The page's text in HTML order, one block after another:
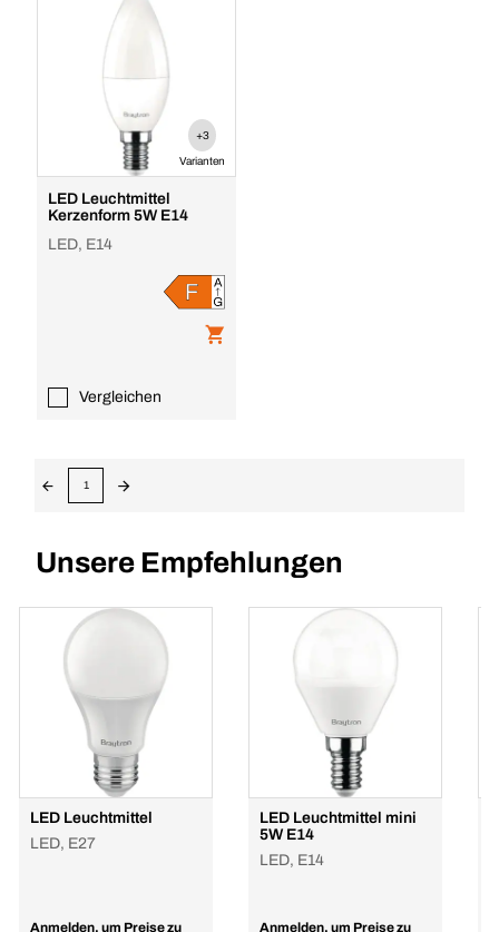
+3
Varianten
LED Leuchtmittel
Kerzenform 5W E14
LED, E14
Vergleichen
1
Unsere Empfehlungen
LED Leuchtmittel
LED, E27
Anmelden, um Preise zu
LED Leuchtmittel mini
5W E14
LED, E14
Anmelden, um Preise zu